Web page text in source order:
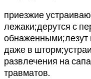
приезжие
лежаки;дерутся с
обнаженными;лезут
даже в
развлечения на
травматов.